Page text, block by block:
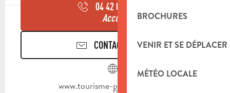
BROCHURES
VENIR ET SE DÉPLACER
MÉTÉO LOCALE
04 42 03 49
Accueil
CONTACTEZ-NOUS
www.tourisme-paysdaubagne.fr